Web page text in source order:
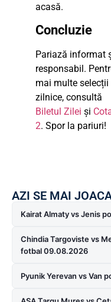
acasă.
Concluzie
Pariază informat
responsabil.
mai multe selecții
zilnice, consultă
Biletul Zilei și
2. Spor la pariuri!
AZI SE MAI
Kairat Almaty vs Jenis
Chindia Targoviste vs
fotbal 09.08.2026
Pyunik Yerevan vs Van